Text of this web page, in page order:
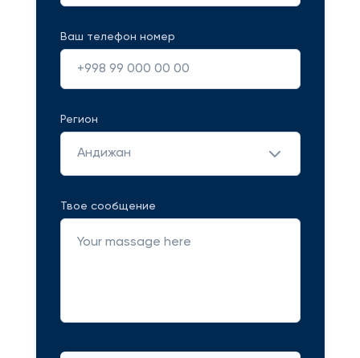
Ваш телефон номер
Регион
Андижан
Твое сообщение